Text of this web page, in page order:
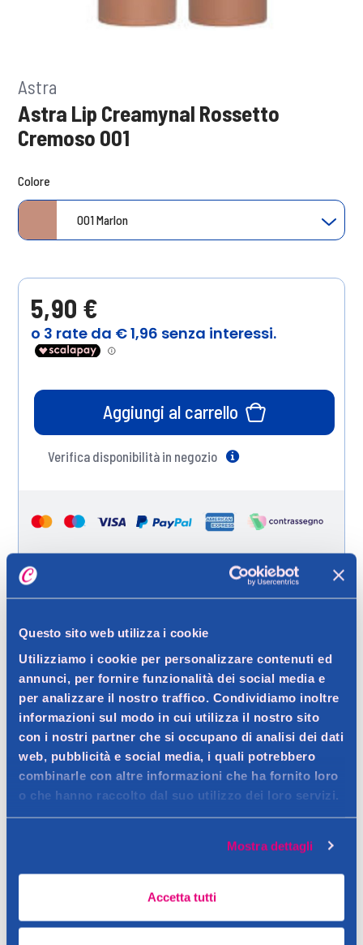
Questo sito web utilizza i cookie
Utilizziamo i cookie per personalizzare contenuti ed
annunci, per fornire funzionalità dei social media e
per analizzare il nostro traffico. Condividiamo inoltre
informazioni sul modo in cui utilizza il nostro sito
con i nostri partner che si occupano di analisi dei dati
web, pubblicità e social media, i quali potrebbero
combinarle con altre informazioni che ha fornito loro
o che hanno raccolto dal suo utilizzo dei loro servizi.
Mostra dettagli
Accetta tutti
Astra
Astra Lip Creamynal Rossetto
Cremoso 001
Colore
001 Marlon
5,90 €
Aggiungi al carrello
Verifica disponibilità in negozio
Ritiro in negozio gratuito per i clienti registrati
Dettagli prodotto
Descrizione
declinati in 10 sfumature contemporanee ma anche classiche
ed eterne. Il finish è luminoso e vibrante, per labbra che
appaiono subito definite e volumizzate. Facilissimo da
applicare, permette di comunicare la propria attitude con la
La formula contiene un blend di oli ed esteri che assicurano
garantisce aderenza alle labbra e alta cremosità. Il colore è